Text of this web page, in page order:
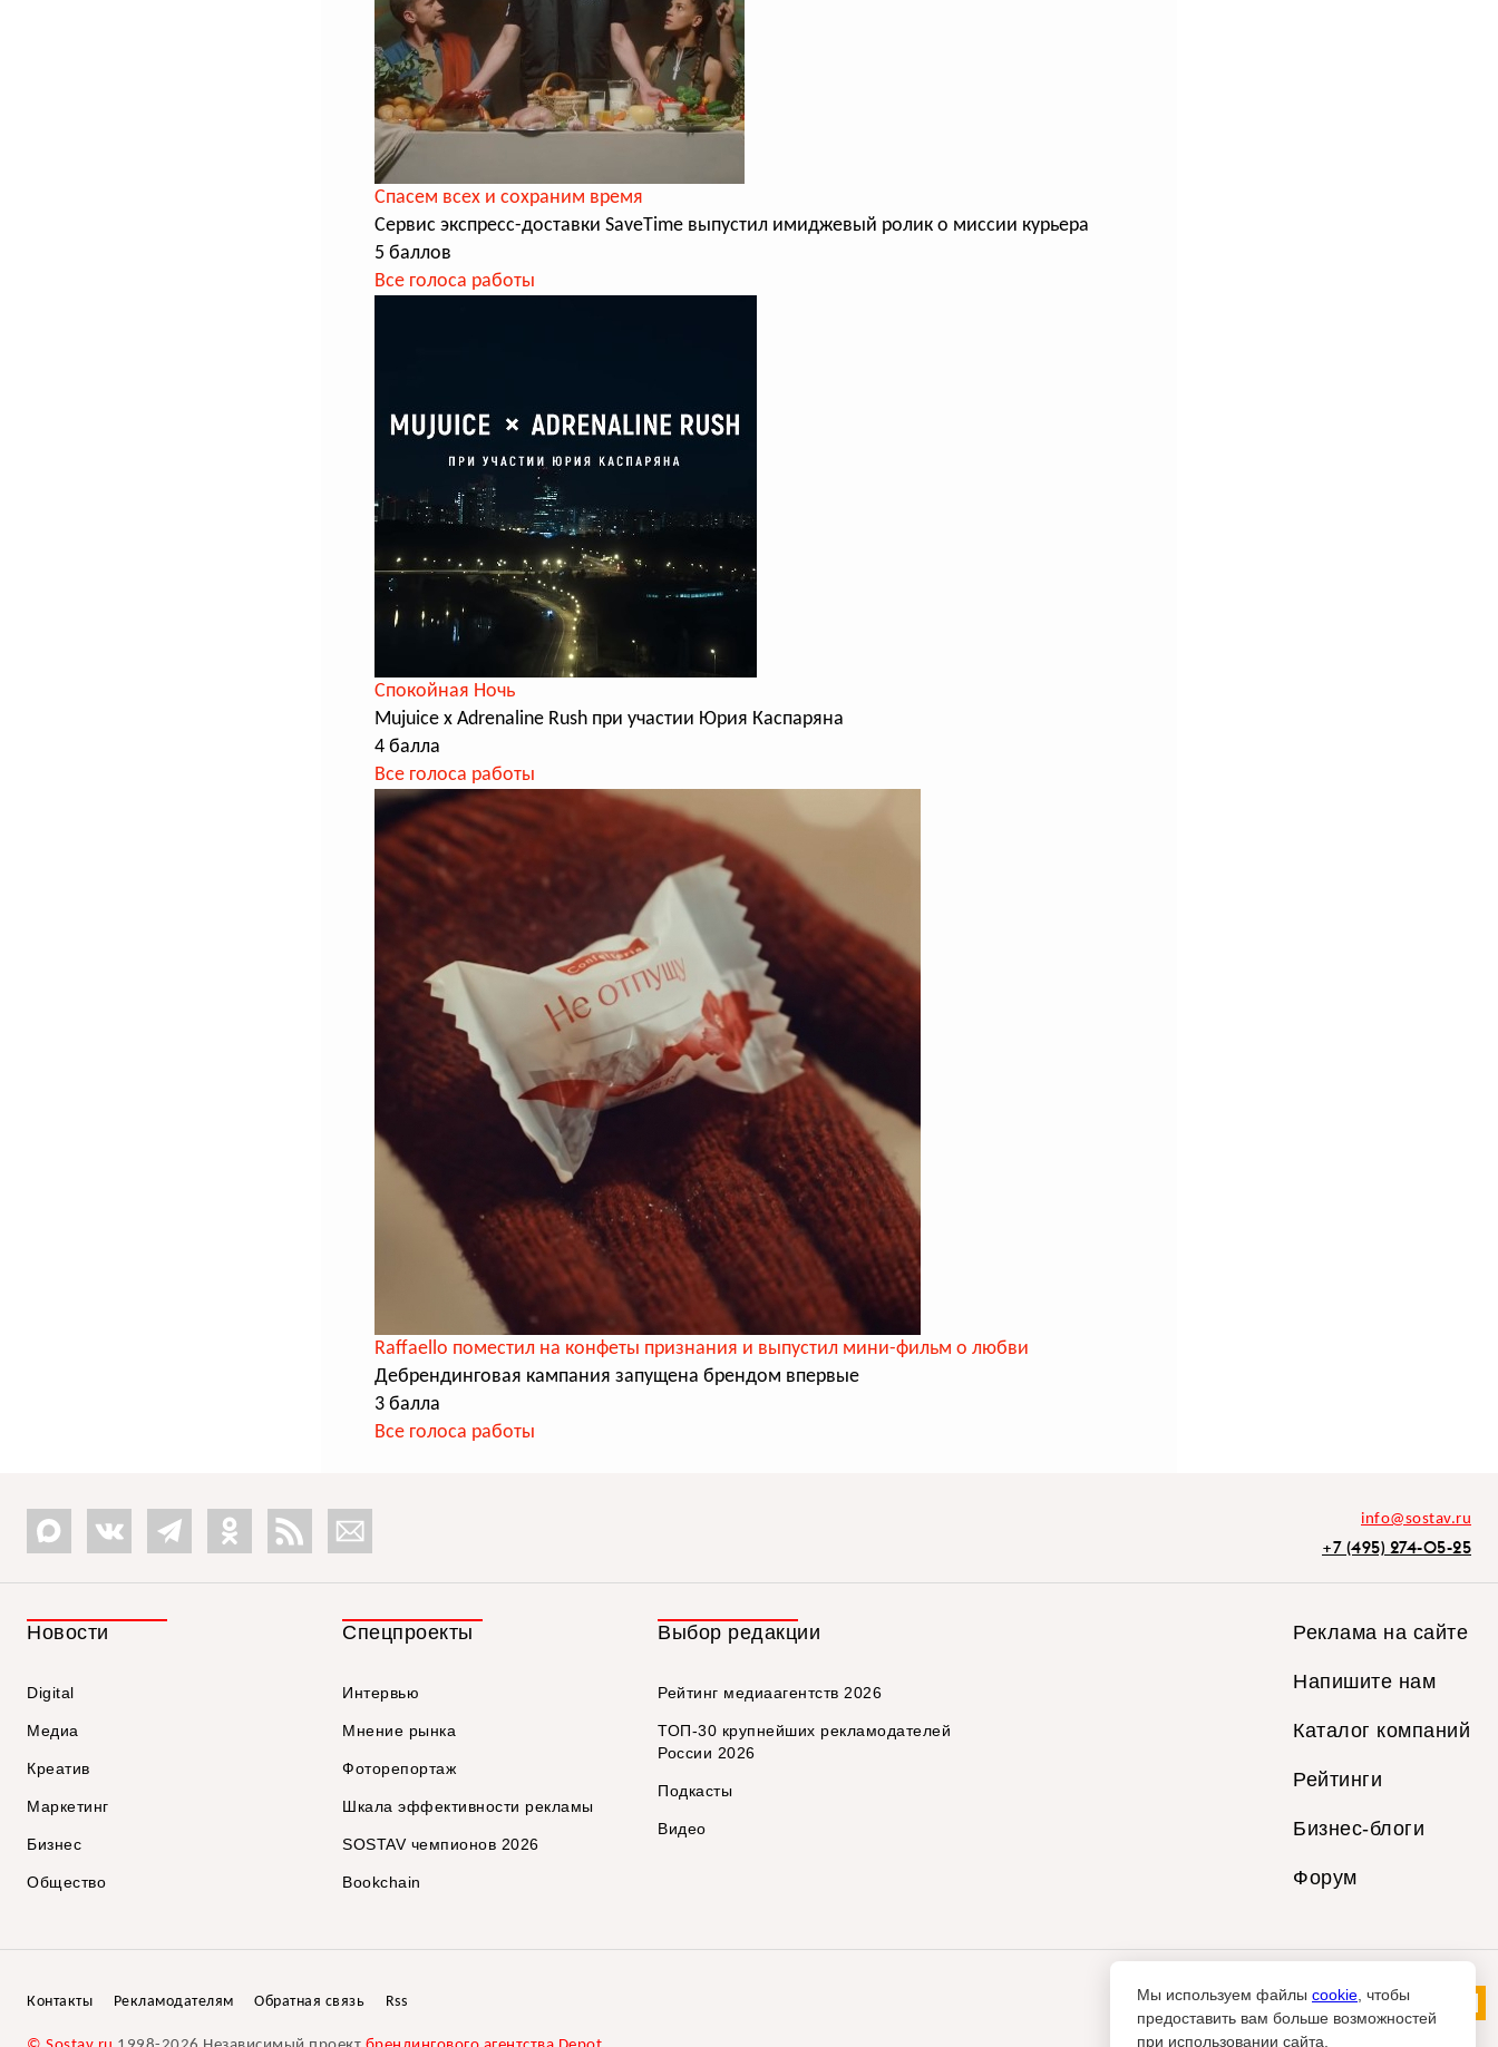
Cпасем всех и сохраним время
Сервис экспресс-доставки SaveTime выпустил имиджевый ролик о миссии курьера
5 баллов
Все голоса работы
Спокойная Ночь
Mujuice x Adrenaline Rush при участии Юрия Каспаряна
4 балла
Все голоса работы
Raffaello поместил на конфеты признания и выпустил мини-фильм о любви
Дебрендинговая кампания запущена брендом впервые
3 балла
Все голоса работы
info@sostav.ru
+7 (495) 274-05-25
Новости
Digital
Медиа
Креатив
Маркетинг
Бизнес
Общество
Спецпроекты
Интервью
Мнение рынка
Фоторепортаж
Шкала эффективности рекламы
SOSTAV чемпионов 2026
Bookchain
Выбор редакции
Рейтинг медиаагентств 2026
ТОП-30 крупнейших рекламодателей
России 2026
Подкасты
Видео
Реклама на сайте
Напишите нам
Каталог компаний
Рейтинги
Бизнес-блоги
Форум
Контакты Рекламодателям Обратная связь Rss Мы используем файлы cookie , чтобы
предоставить вам больше возможностей
при использовании сайта.